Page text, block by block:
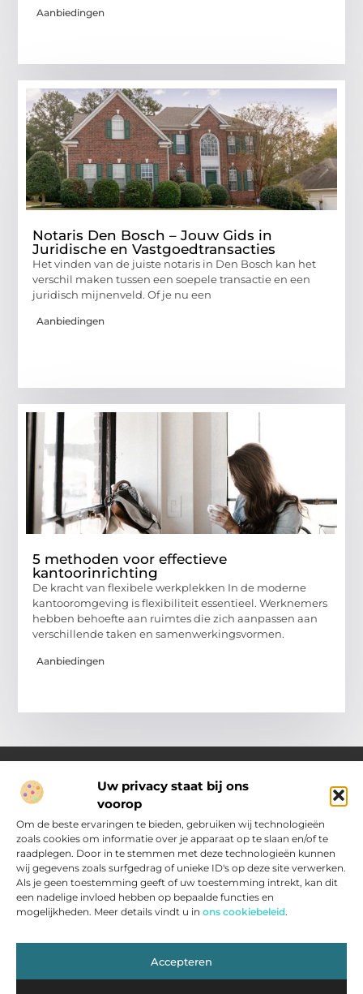
Uw privacy staat bij ons
voorop
Om de beste ervaringen te bieden, gebruiken wij technologieën
zoals cookies om informatie over je apparaat op te slaan en/of te
raadplegen. Door in te stemmen met deze technologieën kunnen
wij gegevens zoals surfgedrag of unieke ID's op deze site verwerken.
Als je geen toestemming geeft of uw toestemming intrekt, kan dit
een nadelige invloed hebben op bepaalde functies en
mogelijkheden. Meer details vindt u in ons cookiebeleid.
Accepteren
Aanbiedingen
Notaris Den Bosch – Jouw Gids in
Juridische en Vastgoedtransacties
Het vinden van de juiste notaris in Den Bosch kan het
verschil maken tussen een soepele transactie en een
juridisch mijnenveld. Of je nu een
Aanbiedingen
5 methoden voor effectieve
kantoorinrichting
De kracht van flexibele werkplekken In de moderne
kantooromgeving is flexibiliteit essentieel. Werknemers
hebben behoefte aan ruimtes die zich aanpassen aan
verschillende taken en samenwerkingsvormen.
Aanbiedingen
Over Pakhuisroosendaal.nl
Jouw gids voor inspiratie en tips uit het dagelijks leven.
Ontdek een brede verzameling blogs en artikelen die je helpen
om het meeste uit elke dag te halen, met praktische adviezen
en verrassende inzichten.
Main Links
Bericht categorie